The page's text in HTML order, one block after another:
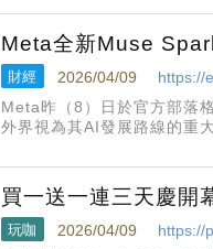
輸。
Meta全新Muse
財經 2026/04/09
https://
Meta昨（8）日於官方部落
外界視為其AI發展路線的重
買一送一連三天慶開
玩咖 2026/04/09
https://